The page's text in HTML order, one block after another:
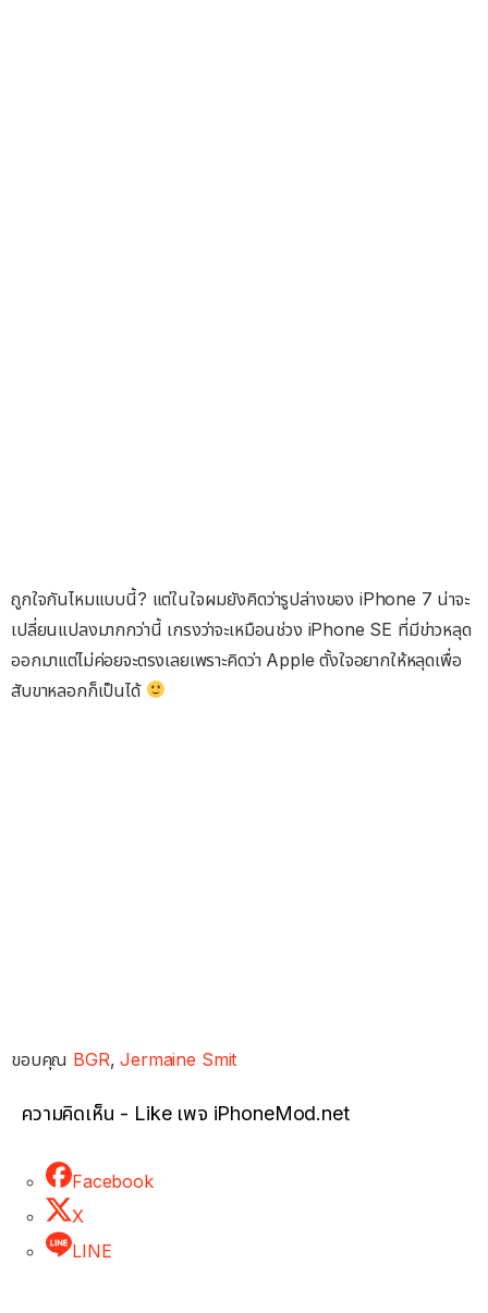
ถูกใจกันไหมแบบนี้?​ แต่ในใจผมยังคิดว่ารูปล่างของ iPhone 7 น่าจะ
เปลี่ยนแปลงมากกว่านี้ เกรงว่าจะเหมือนช่วง iPhone SE ที่มีข่าวหลุด
ออกมาแต่ไม่ค่อยจะตรงเลยเพราะคิดว่า Apple ตั้งใจอยากให้หลุดเพื่อ
สับขาหลอกก็เป็นได้
ขอบคุณ BGR,Jermaine Smit
ความคิดเห็น - Like เพจ iPhoneMod.net
Facebook
X
LINE